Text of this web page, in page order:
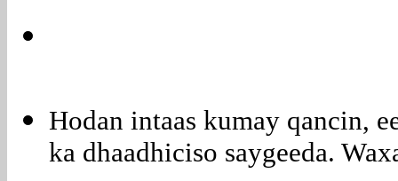
Hodan intaas kumay qancin,
ka dhaadhiciso saygeeda.